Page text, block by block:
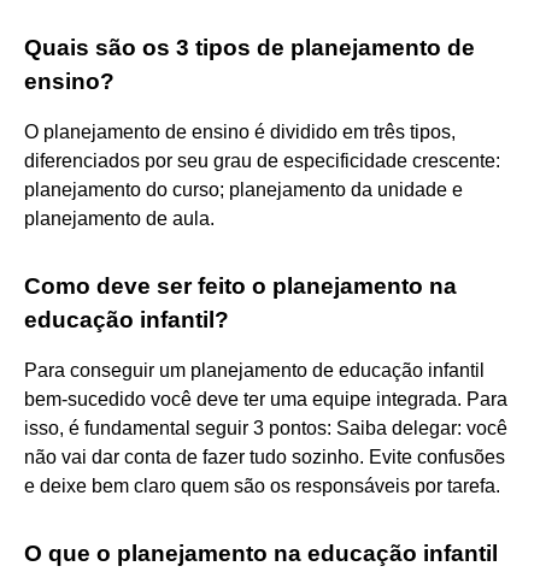
Quais são os 3 tipos de planejamento de
ensino?
O planejamento de ensino é dividido em três tipos,
diferenciados por seu grau de especificidade crescente:
planejamento do curso; planejamento da unidade e
planejamento de aula.
Como deve ser feito o planejamento na
educação infantil?
Para conseguir um planejamento de educação infantil
bem-sucedido você deve ter uma equipe integrada. Para
isso, é fundamental seguir 3 pontos: Saiba delegar: você
não vai dar conta de fazer tudo sozinho. Evite confusões
e deixe bem claro quem são os responsáveis por tarefa.
O que o planejamento na educação infantil